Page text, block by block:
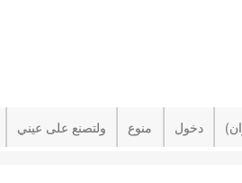
ولتصنع على عيني منوع دخول